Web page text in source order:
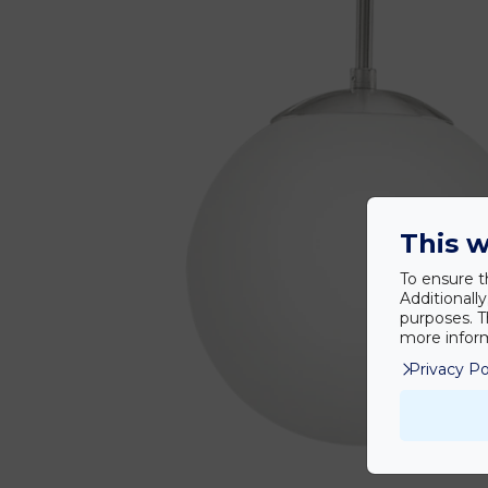
This
To ensure
purposes.
more
Privacy